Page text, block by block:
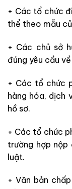
+ Các tổ chức
thể theo mẫu
+ Các chủ sở
đúng yêu cầu
+ Các tổ chức
hàng hóa, dịch
hồ sơ.
+ Các tổ chức
trường hợp
luật.
+ Văn bản